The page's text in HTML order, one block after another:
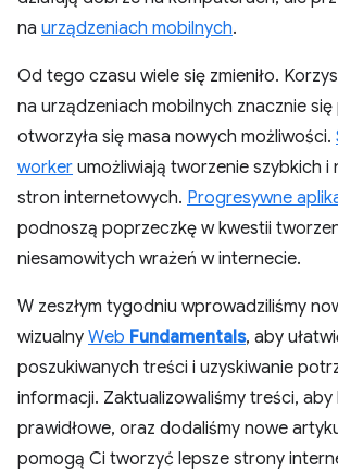
na urządzeniach mobilnych.
Od tego czasu wiele się zmieniło.
na urządzeniach mobilnych znacznie się
otworzyła się masa nowych możliwości.
worker umożliwiają tworzenie szybkich i
stron internetowych. Progresywne
podnoszą poprzeczkę w kwestii
niesamowitych wrażeń w internecie.
W zeszłym tygodniu wprowadziliśmy
wizualny Web Fundamentals, aby
poszukiwanych treści i uzyskiwanie
informacji. Zaktualizowaliśmy treści, aby
prawidłowe, oraz dodaliśmy nowe
pomogą Ci tworzyć lepsze strony